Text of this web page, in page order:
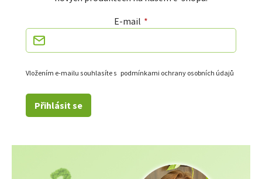
E-mail
Vložením e-mailu souhlasíte s podmínkami ochrany osobních údajů
Přihlásit se